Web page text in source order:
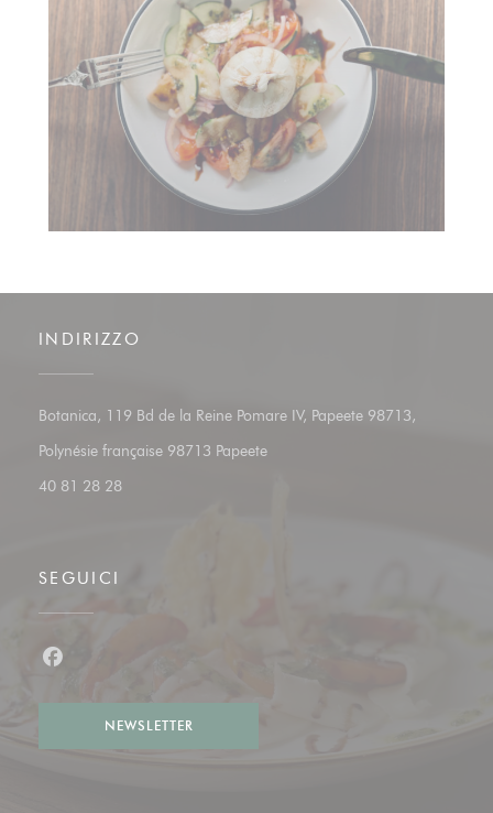
INDIRIZZO
Botanica, 119 Bd de la Reine Pomare IV, Papeete 98713,
Polynésie française 98713 Papeete((apre una nuova finestra))
40 81 28 28
SEGUICI
NEWSLETTER